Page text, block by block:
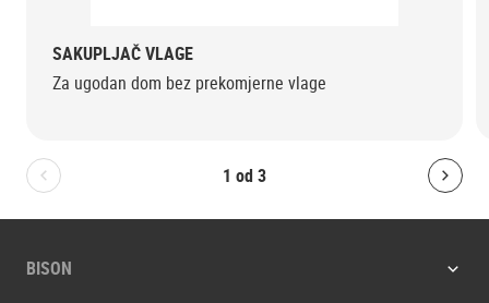
1 od 3
Bolton.General.PreviousSlide
SAKUPLJAČ VLAGE
Za ugodan dom bez prekomjerne vlage
BISON